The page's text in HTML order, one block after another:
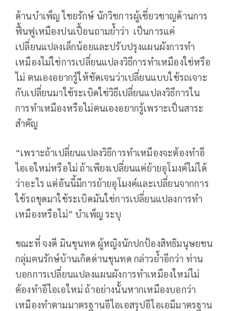
ด้านบำเพ็ญ ไชยรักษ์ นักวิชการผู้เชี่ยวชาญด้านการ
ฟื้นฟูเหมืองปนเปื้อนถามย้ำว่า เป็นการแค่
เปลี่ยนแปลงเล็กน้อยและปรับปรุงแผนผังการทำ
เหมืองไม่ใช่การเปลี่ยนแปลงวิธีการทำเหมืองใช่หรือ
ไม่ ตนเองอยากรู้ให้ชัดเจนว่าเปลี่ยนแบบใช้รถเจาะ
กับเปลี่ยนมาใช้ระเบิดใช่วิธีเปลี่ยนแปลงวิธีการใน
การทำเหมืองหรือไม่ตนเองอยากรู้เพราะเป็นสาระ
สำคัญ
“เพราะถ้าเปลี่ยนแปลงวิธีการทำเหมืองจะต้องทำอี
ไอเอใหม่หรือไม่ ถ้าเพียงเปลี่ยนแค่ย้ายอุโมงค์ไม่ได้
ว่าอะไร แต่อันนี้มีการย้ายอุโมงค์และเปลี่ยนจากการ
ใช้รถขุดมาใช้ระเบิดมันใช่การเปลี่ยนแปลงการทำ
เหมืองหรือไม่” บำเพ็ญ ระบุ
ขณะที่ จงดี มินขุนทด ผู้หญิงนักปกป้องสิทธิมนุษยชน
กลุ่มฅนรักษ์บ้านเกิดด่านขุนทด กล่าวย้ำอีกว่า ท่าน
บอกการเปลี่ยนแปลงแผนผังการทำเหมืองใหม่ไม่
ต้องทำอีไอเอใหม่ ถ้าอย่างนั้นหากเหมืองบอกว่า
เหมืองทำตามมาตรฐานอีไอเอสรุปอีไอเอมีมาตรฐาน